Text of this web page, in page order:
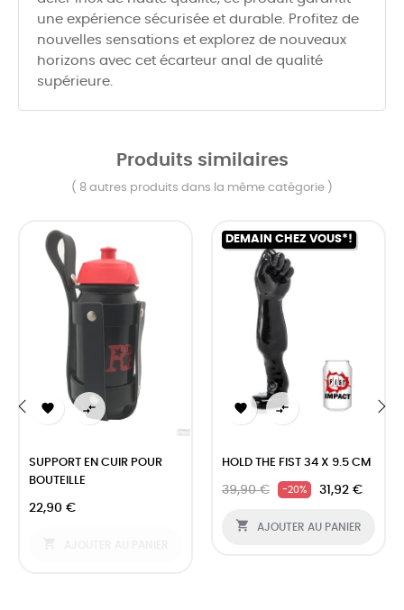
une expérience sécurisée et durable. Profitez de
nouvelles sensations et explorez de nouveaux
horizons avec cet écarteur anal de qualité
supérieure.
Produits similaires
( 8 autres produits dans la même catégorie )
 
SUPPORT EN CUIR POUR
BOUTEILLE
22,90 €
DEMAIN CHEZ VOUS*!
 
HOLD THE FIST 34 X 9.5 CM
39,90 € -20% 31,92 €
 AJOUTER AU PANIER